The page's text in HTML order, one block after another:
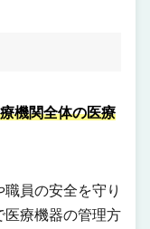
機関全体の医療
職員の安全を守り
医療機器の管理方